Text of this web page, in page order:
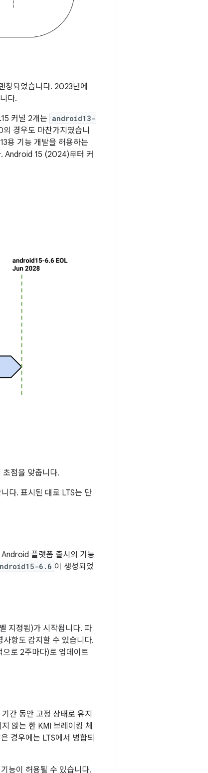
칭되었습니다. 2023년에
다.
커널 2개는 android13-
경우도 마찬가지였습니
용 기능 개발을 허용하는
Android 15 (2024)부터 커
점을 맞춥니다.
다. 표시된 대로 LTS는 단
플랫폼 출시의 기능
6.6 이 생성되었
지정됨)가 시작됩니다. 파
항도 감지할 수 있습니다.
로 2주마다)로 업데이트
간 동안 고정 상태로 유지
않는 한 KMI 브레이킹 체
경우에는 LTS에서 병합되
능이 허용될 수 있습니다.